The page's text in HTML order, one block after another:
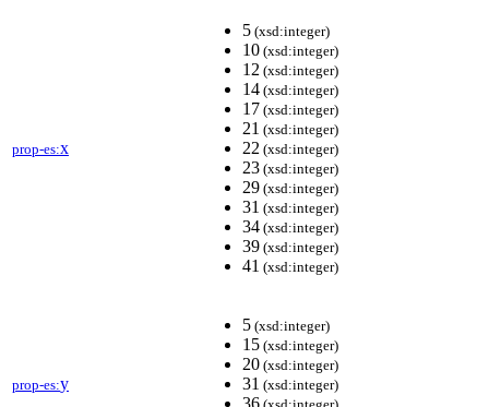
prop-es:x
5 (xsd:integer)
10 (xsd:integer)
12 (xsd:integer)
14 (xsd:integer)
17 (xsd:integer)
21 (xsd:integer)
22 (xsd:integer)
23 (xsd:integer)
29 (xsd:integer)
31 (xsd:integer)
34 (xsd:integer)
39 (xsd:integer)
41 (xsd:integer)
prop-es:y
5 (xsd:integer)
15 (xsd:integer)
20 (xsd:integer)
31 (xsd:integer)
36